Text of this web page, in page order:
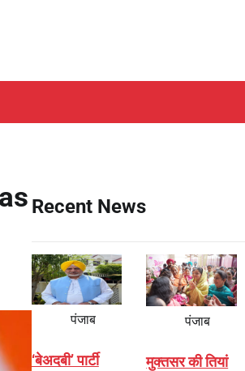
Recent News
पंजाब
‘बेअदबी’ पार्टी
पंजाब
मुक्तसर की तियां